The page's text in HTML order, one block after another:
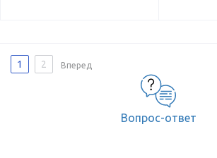
1 2 Вперед
Вопрос-ответ